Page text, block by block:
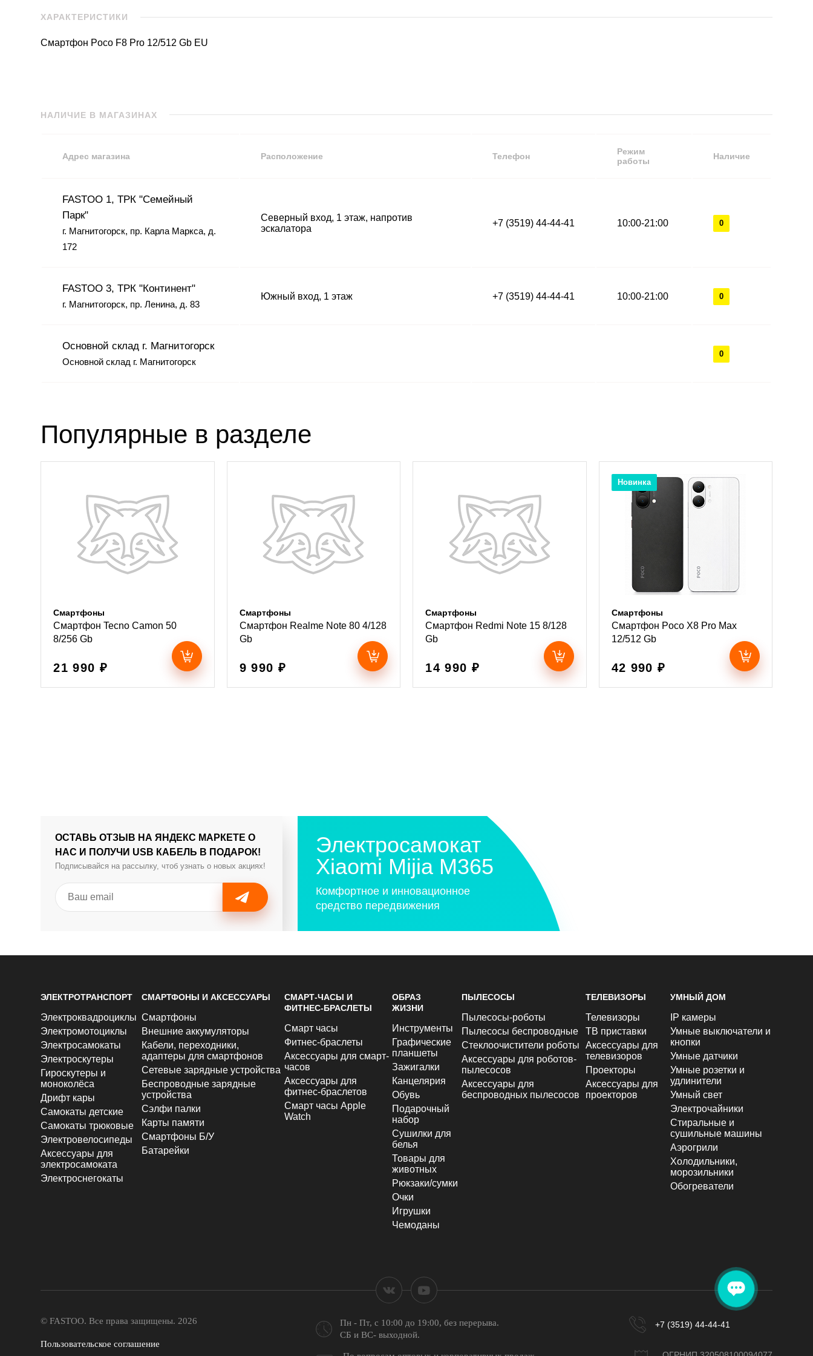
ХАРАКТЕРИСТИКИ
Смартфон Poco F8 Pro 12/512 Gb EU
НАЛИЧИЕ В МАГАЗИНАХ
Адрес магазина Расположение Телефон
Режим
работы
Наличие
FASTOO 1, ТРК "Семейный
Парк"
г. Магнитогорск, пр. Карла Маркса, д.
172
Северный вход, 1 этаж, напротив
эскалатора
+7 (3519) 44-44-41 10:00-21:00 0
FASTOO 3, ТРК "Континент"
г. Магнитогорск, пр. Ленина, д. 83
Южный вход, 1 этаж +7 (3519) 44-44-41 10:00-21:00 0
Основной склад г. Магнитогорск
Основной склад г. Магнитогорск
0
Популярные в разделе
Смартфоны
Смартфон Tecno Camon 50
8/256 Gb
21 990 ₽
Смартфоны
Смартфон Realme Note 80 4/128
Gb
9 990 ₽
Смартфоны
Смартфон Redmi Note 15 8/128
Gb
14 990 ₽
Новинка
Смартфоны
Смартфон Poco X8 Pro Max
12/512 Gb
42 990 ₽
ОСТАВЬ ОТЗЫВ НА ЯНДЕКС МАРКЕТЕ О
НАС И ПОЛУЧИ USB КАБЕЛЬ В ПОДАРОК!
Подписывайся на рассылку, чтоб узнать о новых акциях!
Электросамокат
Xiaomi Mijia M365
Комфортное и инновационное
средство передвижения
ЭЛЕКТРОТРАНСПОРТ
Электроквадроциклы
Электромотоциклы
Электросамокаты
Электроскутеры
Гироскутеры и
моноколёса
Дрифт кары
Самокаты детские
Самокаты трюковые
Электровелосипеды
Аксессуары для
электросамоката
Электроснегокаты
СМАРТФОНЫ И АКСЕССУАРЫ
Смартфоны
Внешние аккумуляторы
Кабели, переходники,
адаптеры для смартфонов
Сетевые зарядные устройства
Беспроводные зарядные
устройства
Сэлфи палки
Карты памяти
Смартфоны Б/У
Батарейки
СМАРТ-ЧАСЫ И
ФИТНЕС-БРАСЛЕТЫ
Смарт часы
Фитнес-браслеты
Аксессуары для смарт-
часов
Аксессуары для
фитнес-браслетов
Смарт часы Apple
Watch
ОБРАЗ
ЖИЗНИ
Инструменты
Графические
планшеты
Зажигалки
Канцелярия
Обувь
Подарочный
набор
Сушилки для
белья
Товары для
животных
Рюкзаки/сумки
Очки
Игрушки
Чемоданы
ПЫЛЕСОСЫ
Пылесосы-роботы
Пылесосы беспроводные
Стеклоочистители роботы
Аксессуары для роботов-
пылесосов
Аксессуары для
беспроводных пылесосов
ТЕЛЕВИЗОРЫ
Телевизоры
ТВ приставки
Аксессуары для
телевизоров
Проекторы
Аксессуары для
проекторов
УМНЫЙ ДОМ
IP камеры
Умные выключатели и
кнопки
Умные датчики
Умные розетки и
удлинители
Умный свет
Электрочайники
Стиральные и
сушильные машины
Аэрогрили
Холодильники,
морозильники
Обогреватели
© FASTOO. Все права защищены. 2026
Пользовательское соглашение
Пн - Пт, с 10:00 до 19:00, без перерыва.
СБ и ВС- выходной.
+7 (3519) 44-44-41